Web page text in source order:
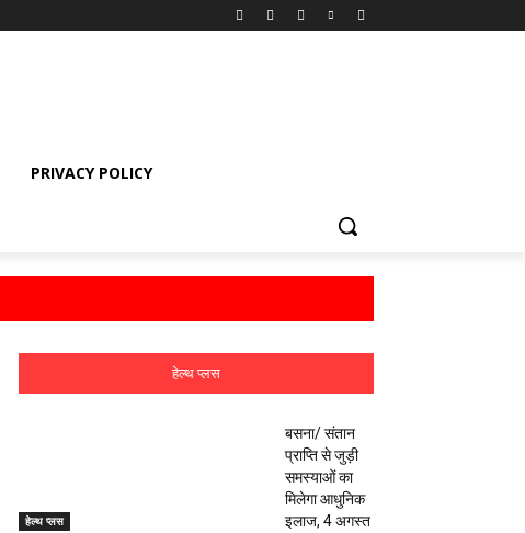
PRIVACY POLICY
हेल्थ प्लस
हेल्थ प्लस
बसना/ संतान
प्राप्ति से जुड़ी
समस्याओं का
मिलेगा आधुनिक
इलाज, 4 अगस्त